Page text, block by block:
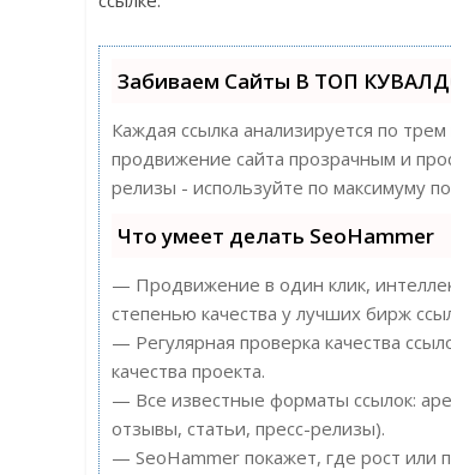
Забиваем Сайты В ТОП
Каждая ссылка анализируется по
продвижение сайта прозрачным и
релизы - используйте по максимуму
Что умеет делать SeoHammer
— Продвижение в один клик,
степенью качества у лучших бирж
— Регулярная проверка качества
качества проекта.
— Все известные форматы ссылок:
отзывы, статьи, пресс-релизы).
— SeoHammer покажет, где рост или